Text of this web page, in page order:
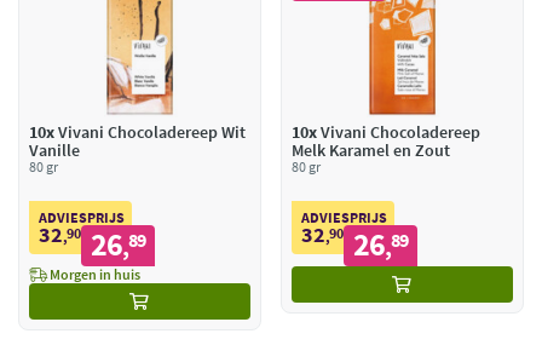
10xVivani Chocoladereep Wit
Vanille
80 gr
ADVIESPRIJS
32,90 26,89
Morgen in huis
10xVivani Chocoladereep
Melk Karamel en Zout
80 gr
ADVIESPRIJS
32,90 26,89